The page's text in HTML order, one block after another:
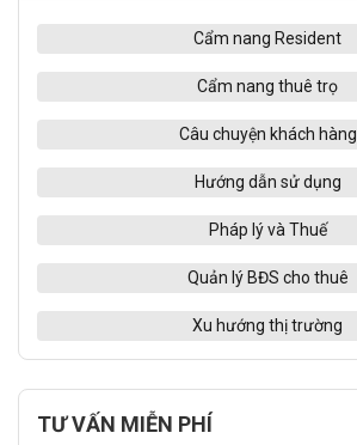
Cẩm nang Resident
Cẩm nang thuê trọ
Câu chuyện khách hàng
Hướng dẫn sử dụng
Pháp lý và Thuế
Quản lý BĐS cho thuê
Xu hướng thị trường
TƯ VẤN MIỄN PHÍ